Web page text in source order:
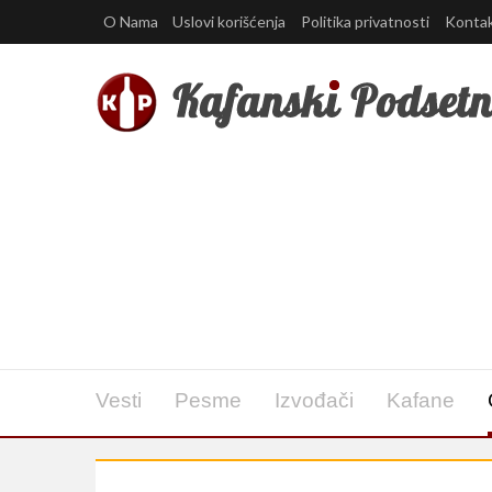
O Nama Uslovi korišćenja Politika privatnosti
Vesti Pesme Izvođači Kafane